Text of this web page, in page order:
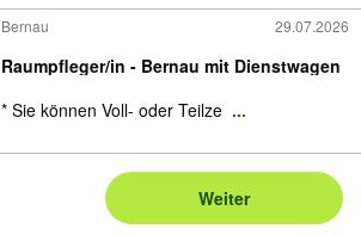
Bernau 29.07.2026
Raumpfleger/in - Bernau mit Dienstwagen
* Sie können Voll- oder Teilze ...
Weiter